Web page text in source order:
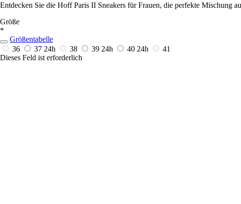
Entdecken Sie die Hoff Paris II Sneakers für Frauen, die perfekte Mischung
Größe
*
Größentabelle
36
37 24h 38 39 24h 40 24h
41
Dieses Feld ist erforderlich